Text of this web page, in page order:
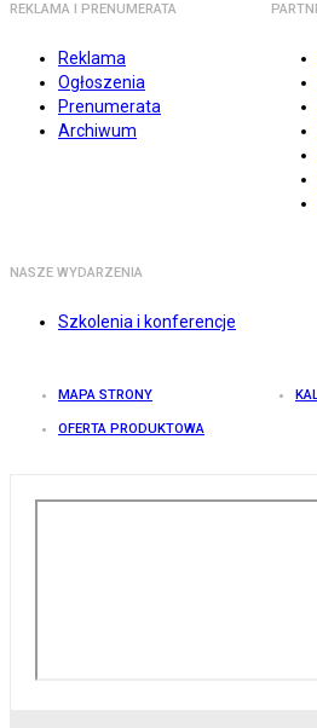
REKLAMA I PRENUMERATA
Reklama
Ogłoszenia
Prenumerata
Archiwum
NASZE WYDARZENIA
Szkolenia i konferencje
MAPA STRONY
OFERTA PRODUKTOWA